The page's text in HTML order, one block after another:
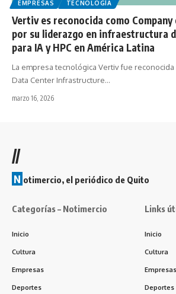
EMPRESAS TECNOLOGÍA
Vertiv es reconocida como
por su liderazgo en infraestructura
para IA y HPC en América Latina
La empresa tecnológica Vertiv fue reconocida
Data Center Infrastructure…
marzo 16, 2026
//
N otimercio, el periódico de Quito
Categorías – Notimercio
Inicio
Cultura
Empresas
Deportes
Links
Inicio
Cultura
Empresas
Deportes